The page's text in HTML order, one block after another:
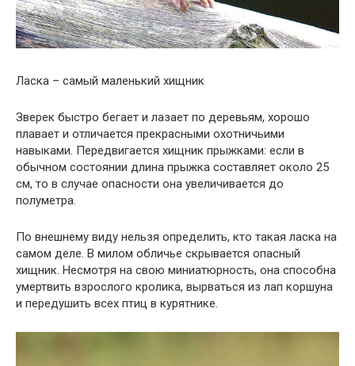
Ласка – самый маленький хищник
Зверек быстро бегает и лазает по деревьям, хорошо
плавает и отличается прекрасными охотничьими
навыками. Передвигается хищник прыжками: если в
обычном состоянии длина прыжка составляет около 25
см, то в случае опасности она увеличивается до
полуметра.
По внешнему виду нельзя определить, кто такая ласка на
самом деле. В милом обличье скрывается опасный
хищник. Несмотря на свою миниатюрность, она способна
умертвить взрослого кролика, вырваться из лап коршуна
и передушить всех птиц в курятнике.